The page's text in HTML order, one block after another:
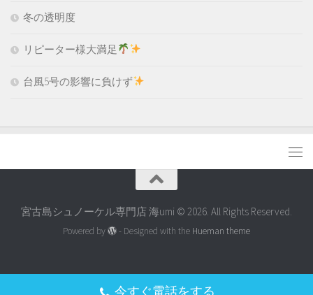
冬の透明度
リピーター様大満足
台風5号の影響に負けず
宮古島シュノーケル専門店 海umi © 2026. All Rights Reserved.
Powered by - Designed with the Hueman theme
今すぐ電話をする